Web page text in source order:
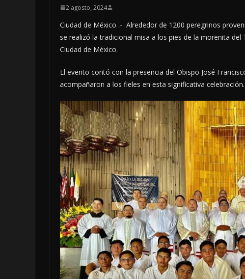
2 agosto, 2024
Ciudad de México .- Alrededor de 1200 peregrinos
se realizó la tradicional misa a los pies de la morenita del
Ciudad de México.
El evento contó con la presencia del Obispo José
acompañaron a los fieles en esta significativa celebración.